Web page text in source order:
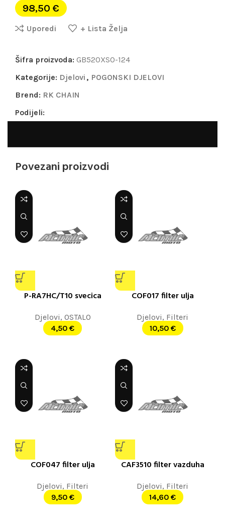
98,50 €
Uporedi + Lista Želja
Šifra proizvoda: GB520XSO-124
Kategorije: Djelovi , POGONSKI DJELOVI
Brend: RK CHAIN
Podijeli:
Povezani proizvodi
P-RA7HC/T10 svecica
Djelovi, OSTALO
4,50 €
COF017 filter ulja
Djelovi, Filteri
10,50 €
COF047 filter ulja
Djelovi, Filteri
9,50 €
CAF3510 filter vazduha
Djelovi, Filteri
14,60 €